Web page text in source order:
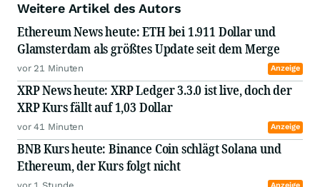
Weitere Artikel des Autors
Ethereum News heute: ETH bei 1.911 Dollar und
Glamsterdam als größtes Update seit dem Merge
vor 21 Minuten Anzeige
XRP News heute: XRP Ledger 3.3.0 ist live, doch der
XRP Kurs fällt auf 1,03 Dollar
vor 41 Minuten Anzeige
BNB Kurs heute: Binance Coin schlägt Solana und
Ethereum, der Kurs folgt nicht